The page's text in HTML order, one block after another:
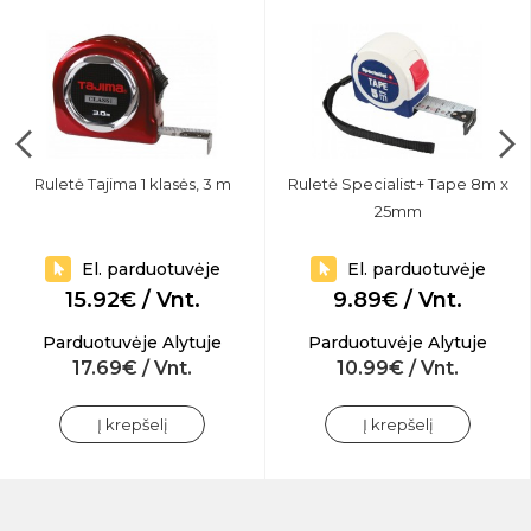
Ruletė Tajima 1 klasės, 3 m
El. parduotuvėje
15.92€ / Vnt.
Parduotuvėje Alytuje
17.69€ / Vnt.
Į krepšelį
Ruletė Specialist+ Tape 8m x
25mm
El. parduotuvėje
9.89€ / Vnt.
Parduotuvėje Alytuje
10.99€ / Vnt.
Į krepšelį